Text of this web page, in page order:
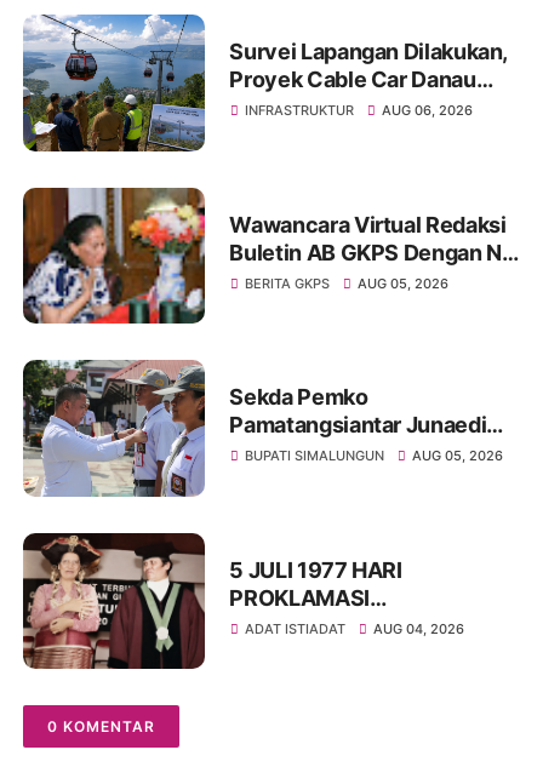
Survei Lapangan Dilakukan,
Proyek Cable Car Danau
Toba Masih Terkendala
INFRASTRUKTUR AUG 06, 2026
Wawancara Virtual Redaksi
Buletin AB GKPS Dengan Ny
St RK Purba Pakpak Boru
BERITA GKPS AUG 05, 2026
Sekda Pemko
Pamatangsiantar Junaedi
Pembina Upacara
BUPATI SIMALUNGUN AUG 05, 2026
5 JULI 1977 HARI
PROKLAMASI
KEMERDEKAAN BAHASA
ADAT ISTIADAT AUG 04, 2026
0 KOMENTAR